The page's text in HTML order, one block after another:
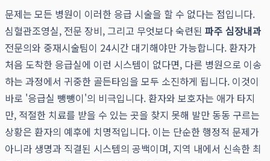
문제는 모든 병원이 이러한 응급 시술을 할 수 없다는 점입니다.
심혈관조영실, 전문 장비, 그리고 무엇보다 숙련된 파주 심장내과
전문의와 중재시술팀이 24시간 대기해야만 가능합니다. 환자가
처음 도착한 응급실에 이런 시스템이 없다면, 다른 병원으로 이송
하는 과정에서 귀중한 골든타임을 모두 소진하게 됩니다. 이것이
바로 '응급실 뺑뺑이'의 비극입니다. 환자와 보호자는 애가 타지
만, 적절한 치료를 받을 수 있는 곳을 찾지 못해 발만 동동 구르는
상황은 환자의 예후에 치명적입니다. 이는 단순한 행정적 문제가
아니라 생명과 직결된 시스템의 공백이며, 지역 내에서 신속한 최